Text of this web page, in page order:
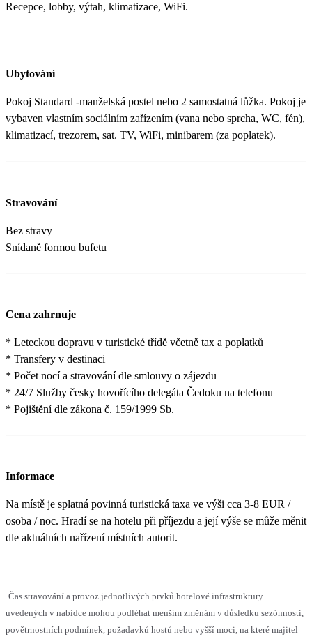
Recepce, lobby, výtah, klimatizace, WiFi.
Ubytování
Pokoj Standard -manželská postel nebo 2 samostatná lůžka. Pokoj je
vybaven vlastním sociálním zařízením (vana nebo sprcha, WC, fén),
klimatizací, trezorem, sat. TV, WiFi, minibarem (za poplatek).
Stravování
Bez stravy
Snídaně formou bufetu
Cena zahrnuje
* Leteckou dopravu v turistické třídě včetně tax a poplatků
* Transfery v destinaci
* Počet nocí a stravování dle smlouvy o zájezdu
* 24/7 Služby česky hovořícího delegáta Čedoku na telefonu
* Pojištění dle zákona č. 159/1999 Sb.
Informace
Na místě je splatná povinná turistická taxa ve výši cca 3-8 EUR /
osoba / noc. Hradí se na hotelu při příjezdu a její výše se může měnit
dle aktuálních nařízení místních autorit.
Čas stravování a provoz jednotlivých prvků hotelové infrastruktury
uvedených v nabídce mohou podléhat menším změnám v důsledku sezónnosti,
povětrnostních podmínek, požadavků hostů nebo vyšší moci, na které majitel